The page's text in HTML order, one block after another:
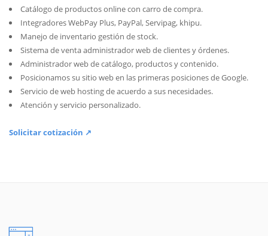
Catálogo de productos online con carro de compra.
Integradores WebPay Plus, PayPal, Servipag, khipu.
Manejo de inventario gestión de stock.
Sistema de venta administrador web de clientes y órdenes.
Administrador web de catálogo, productos y contenido.
Posicionamos su sitio web en las primeras posiciones de Google.
Servicio de web hosting de acuerdo a sus necesidades.
Atención y servicio personalizado.
Solicitar cotización ↗